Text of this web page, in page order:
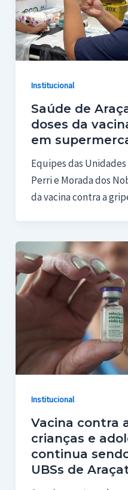
Institucional
Saúde de
doses da
em
Equipes das
Perri e Morada dos
da vacina contra a
Institucional
Vacina contra
crianças e
continua
UBSs de